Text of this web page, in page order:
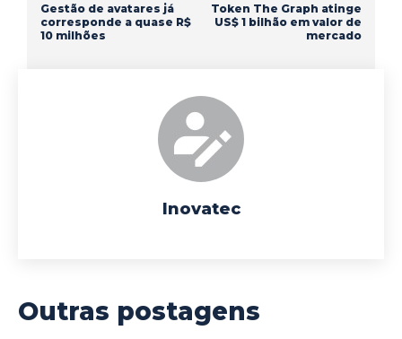
Gestão de avatares já
corresponde a quase R$
10 milhões
Token The Graph atinge
US$ 1 bilhão em valor de
mercado
Inovatec
Outras postagens